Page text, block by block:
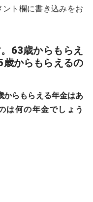
ト欄に書き込みをお
63歳からもらえ
からもらえるの
からもらえる年金はあ
は何の年金でしょう